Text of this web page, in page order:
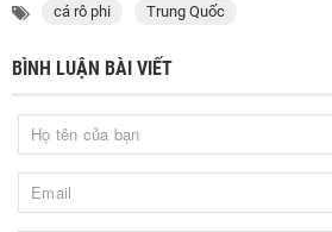
cá rô phi Trung Quốc
BÌNH LUẬN BÀI VIẾT